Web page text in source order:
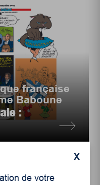
française
Baboune
:
X
de votre